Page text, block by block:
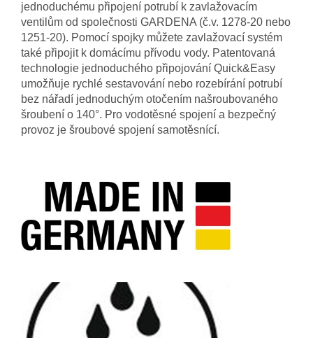
jednoduchému připojení potrubí k zavlažovacím
ventilům od společnosti GARDENA (č.v. 1278-20 nebo
1251-20). Pomocí spojky můžete zavlažovací systém
také připojit k domácímu přívodu vody. Patentovaná
technologie jednoduchého připojování Quick&Easy
umožňuje rychlé sestavování nebo rozebírání potrubí
bez nářadí jednoduchým otočením našroubovaného
šroubení o 140°. Pro vodotěsné spojení a bezpečný
provoz je šroubové spojení samotěsnící.